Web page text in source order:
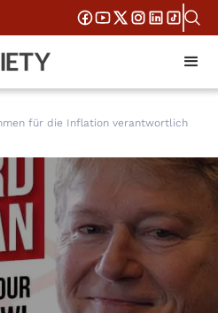
für die Inflation verantwortlich